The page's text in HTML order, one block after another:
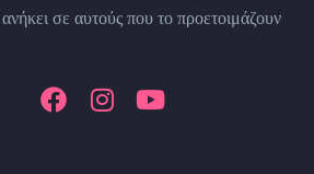
σε αυτούς που το προετοιμάζουν